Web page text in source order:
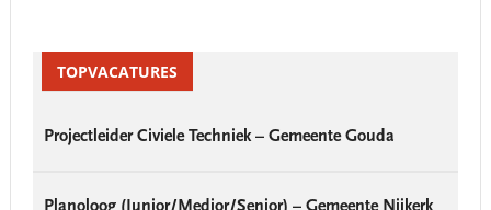
SidebarTOPVACATURES
Projectleider Civiele Techniek – Gemeente Gouda